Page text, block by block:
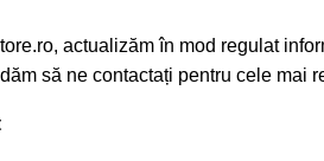
actualizăm în mod regulat
să ne contactați pentru cele mai